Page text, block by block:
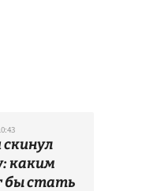
скинул
каким
бы стать